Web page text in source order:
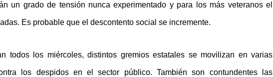
un grado de tensión nunca experimentado y para los más veteranos el
Es probable que el descontento social se incremente.
todos los miércoles, distintos gremios estatales se movilizan en varias
los despidos en el sector público. También son contundentes las